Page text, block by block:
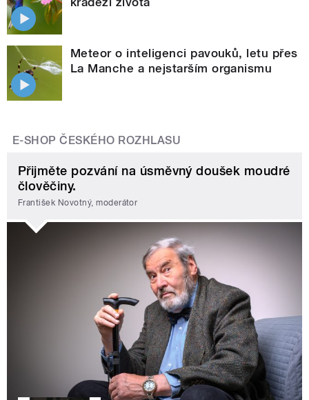
Meteor o inteligenci pavouků, letu přes
La Manche a nejstarším organismu
E-SHOP ČESKÉHO ROZHLASU
Přijměte pozvání na úsměvný doušek moudré
člověčiny.
František Novotný, moderátor